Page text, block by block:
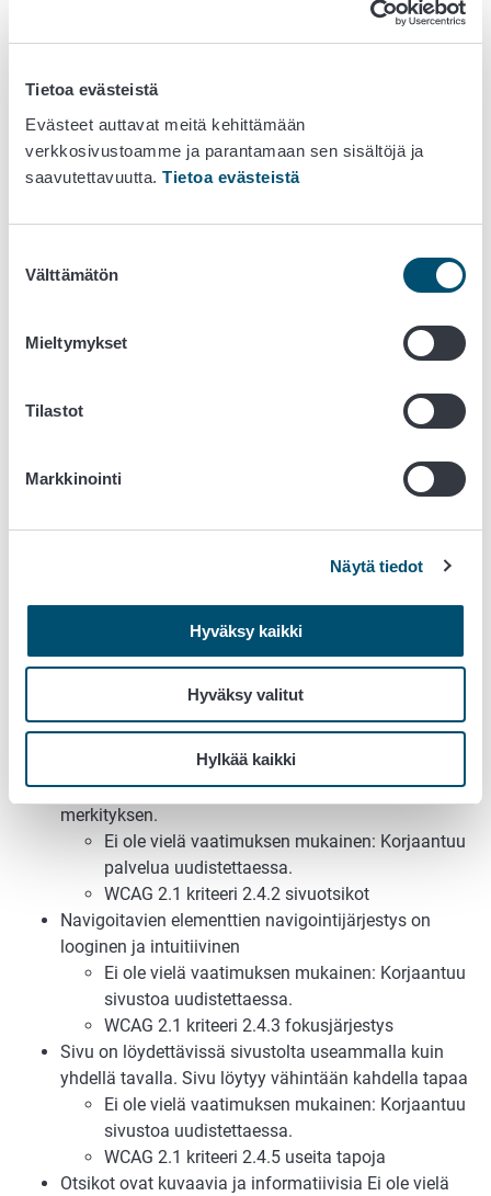
Tietoa evästeistä
Evästeet auttavat meitä kehittämään
verkkosivustoamme ja parantamaan sen sisältöjä ja
saavutettavuutta. Tietoa evästeistä
valinta
Välttämätön
Mieltymykset
Tilastot
Markkinointi
Näytä tiedot
Hyväksy kaikki
Hyväksy valitut
Hylkää kaikki
WCAG 2.1 kriteeri 1.4.10 responsiivisuus
kautta
Kohtuuton rasite: Vaatii koko sovelluksen
uudelleen tekemisen.
vierivä sisältö voidaan keskeyttää, pysäyttää tai
palvelussa/sivustossa.
Palvelu eivät sisällä mitään, joka milloinkaan
tai välähdys on alle yleisen välähdyksen ja punaisen
Toiminto tai ominaisuus ei ole käytössä tässä
WCAG 2.1 kriteeri 2.3.1 kolme välähdystä tai
alle - raja-arvo
On mahdollista ohittaa verkkopalvelun toistuvat
rakenteet, esimerkiksi joka sivulla toistuvat
navigointirakenteet.
Ei ole vielä vaatimuksen mukainen: Vipu ei tue
ruudunlukuohjelmaa.
WCAG 2.1 kriteeri 2.4.1 ohita lohkot
Palvelussa on otsikot, jotka kuvailevat aiheen tai
merkityksen.
Ei ole vielä vaatimuksen mukainen: Korjaantuu
palvelua uudistettaessa.
WCAG 2.1 kriteeri 2.4.2 sivuotsikot
Navigoitavien elementtien navigointijärjestys on
looginen ja intuitiivinen
Ei ole vielä vaatimuksen mukainen: Korjaantuu
sivustoa uudistettaessa.
WCAG 2.1 kriteeri 2.4.3 fokusjärjestys
Sivu on löydettävissä sivustolta useammalla kuin
yhdellä tavalla. Sivu löytyy vähintään kahdella tapaa
Ei ole vielä vaatimuksen mukainen: Korjaantuu
sivustoa uudistettaessa.
WCAG 2.1 kriteeri 2.4.5 useita tapoja
Otsikot ovat kuvaavia ja informatiivisia Ei ole vielä